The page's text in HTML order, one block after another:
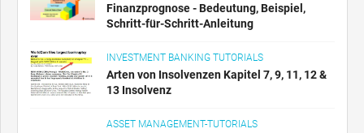
Finanzprognose - Bedeutung, Beispiel,
Schritt-für-Schritt-Anleitung
INVESTMENT BANKING TUTORIALS
Arten von Insolvenzen Kapitel 7, 9, 11, 12 &
13 Insolvenz
ASSET MANAGEMENT-TUTORIALS